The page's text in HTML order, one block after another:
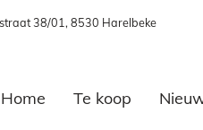
38/01, 8530 Harelbeke
Home Te koop